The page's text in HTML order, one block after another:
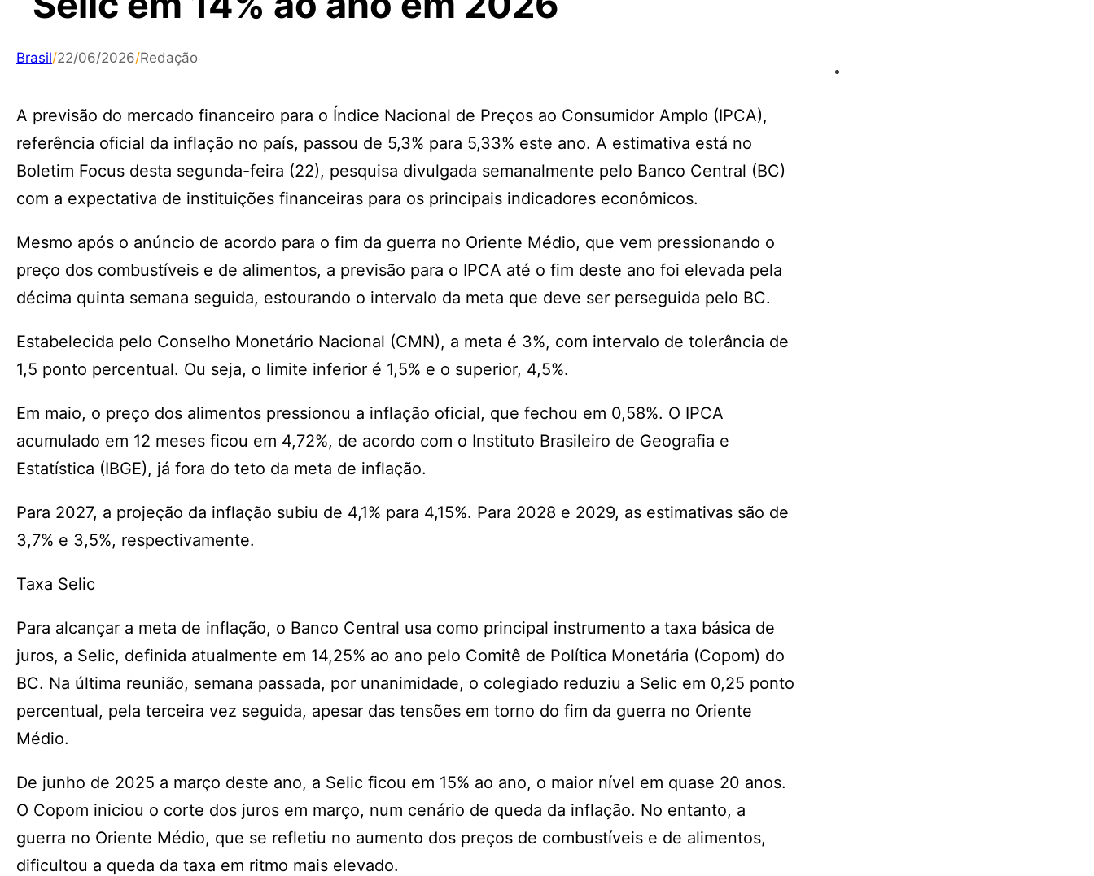
Brasil/22/06/2026/Redação
A previsão do mercado financeiro para o Índice Nacional de Preços ao Consumidor Amplo (IPCA),
referência oficial da inflação no país, passou de 5,3% para 5,33% este ano. A estimativa está no
Boletim Focus desta segunda-feira (22), pesquisa divulgada semanalmente pelo Banco Central (BC)
com a expectativa de instituições financeiras para os principais indicadores econômicos.
Mesmo após o anúncio de acordo para o fim da guerra no Oriente Médio, que vem pressionando o
preço dos combustíveis e de alimentos, a previsão para o IPCA até o fim deste ano foi elevada pela
décima quinta semana seguida, estourando o intervalo da meta que deve ser perseguida pelo BC.
Estabelecida pelo Conselho Monetário Nacional (CMN), a meta é 3%, com intervalo de tolerância de
1,5 ponto percentual. Ou seja, o limite inferior é 1,5% e o superior, 4,5%.
Em maio, o preço dos alimentos pressionou a inflação oficial, que fechou em 0,58%. O IPCA
acumulado em 12 meses ficou em 4,72%, de acordo com o Instituto Brasileiro de Geografia e
Estatística (IBGE), já fora do teto da meta de inflação.
Para 2027, a projeção da inflação subiu de 4,1% para 4,15%. Para 2028 e 2029, as estimativas são de
3,7% e 3,5%, respectivamente.
Taxa Selic
Para alcançar a meta de inflação, o Banco Central usa como principal instrumento a taxa básica de
juros, a Selic, definida atualmente em 14,25% ao ano pelo Comitê de Política Monetária (Copom) do
BC. Na última reunião, semana passada, por unanimidade, o colegiado reduziu a Selic em 0,25 ponto
percentual, pela terceira vez seguida, apesar das tensões em torno do fim da guerra no Oriente
Médio.
De junho de 2025 a março deste ano, a Selic ficou em 15% ao ano, o maior nível em quase 20 anos.
O Copom iniciou o corte dos juros em março, num cenário de queda da inflação. No entanto, a
guerra no Oriente Médio, que se refletiu no aumento dos preços de combustíveis e de alimentos,
dificultou a queda da taxa em ritmo mais elevado.